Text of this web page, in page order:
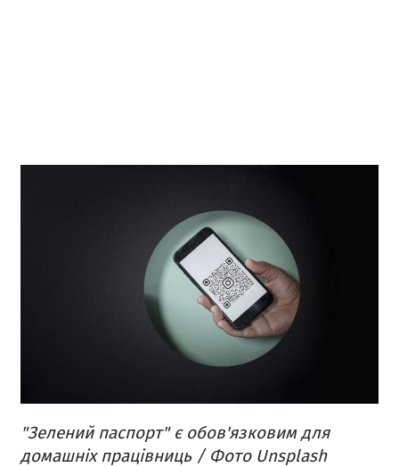
"Зелений паспорт" є обов'язковим для
домашніх працівниць / Фото Unsplash